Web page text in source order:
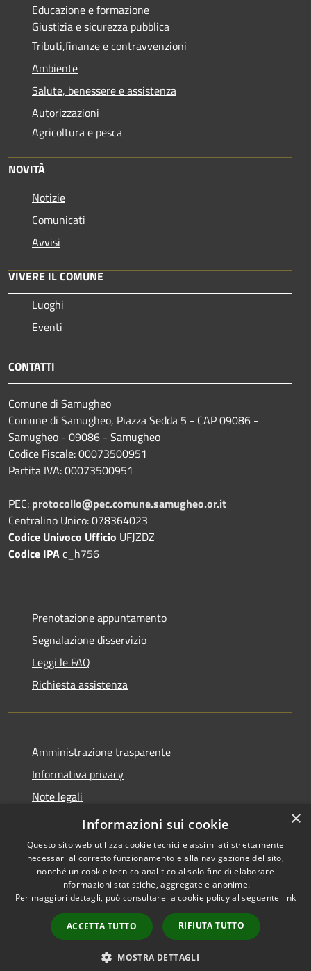
Educazione e formazione
Giustizia e sicurezza pubblica
Tributi,finanze e contravvenzioni
Ambiente
Salute, benessere e assistenza
Autorizzazioni
Agricoltura e pesca
NOVITÀ
Notizie
Comunicati
Avvisi
VIVERE IL COMUNE
Luoghi
Eventi
CONTATTI
Comune di Samugheo
Comune di Samugheo, Piazza Sedda 5 - CAP 09086 -
Samugheo - 09086 - Samugheo
Codice Fiscale: 00073500951
Partita IVA: 00073500951
PEC: protocollo@pec.comune.samugheo.or.it
Centralino Unico: 078364023
Codice Univoco Ufficio UFJZDZ
Codice IPAc_h756
Prenotazione appuntamento
Segnalazione disservizio
Leggi le FAQ
Richiesta assistenza
Amministrazione trasparente
Informativa privacy
Note legali
Dichiarazione di accessibilità
Accessibilità
Copyright © 2026 • Comune di
Samugheo • Powered by
Municipium•
Accesso
redazione
×
Informazioni sui cookie
Questo sito web utilizza cookie tecnici e assimilati strettamente
necessari al corretto funzionamento e alla navigazione del sito,
nonché un cookie tecnico analitico al solo fine di elaborare
informazioni statistiche, aggregate e anonime.
Per maggiori dettagli, può consultare la cookie policy al seguente link
ACCETTA TUTTO RIFIUTA TUTTO
MOSTRA DETTAGLI